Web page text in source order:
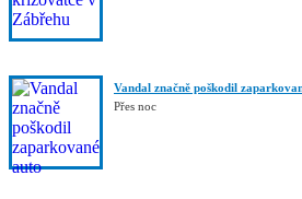
Vandal značně poškodil
Přes noc